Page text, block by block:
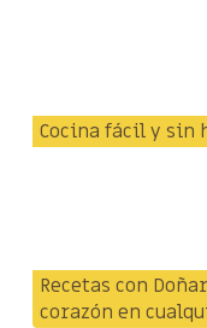
Cocina fácil y sin
Recetas con
corazón en